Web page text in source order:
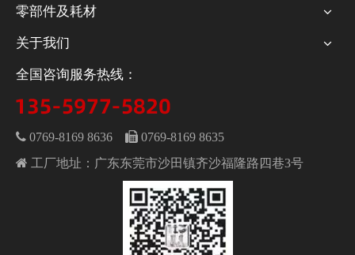
零部件及耗材
关于我们
全国咨询服务热线：
 0769-8169 8636  0769-8169 8635
 工厂地址：广东东莞市沙田镇齐沙福隆路四巷3号